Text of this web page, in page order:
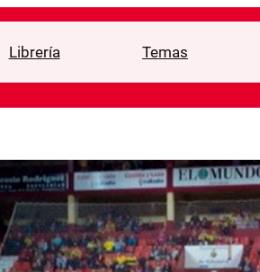
Librería Temas